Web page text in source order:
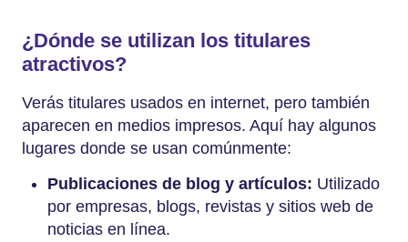
¿Dónde se utilizan los titulares
atractivos?
Verás titulares usados en internet, pero también
aparecen en medios impresos. Aquí hay algunos
lugares donde se usan comúnmente:
Publicaciones de blog y artículos: Utilizado
por empresas, blogs, revistas y sitios web de
noticias en línea.